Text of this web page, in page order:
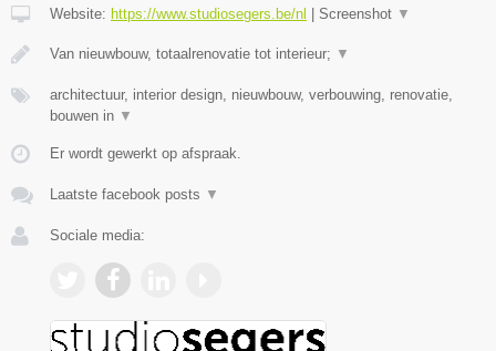
Website: https://www.studiosegers.be/nl Screenshot ▼
Van nieuwbouw, totaalrenovatie tot interieur; ▼
architectuur, interior design, nieuwbouw, verbouwing, renovatie,
bouwen in ▼
Er wordt gewerkt op afspraak.
Laatste facebook posts ▼
Sociale media: